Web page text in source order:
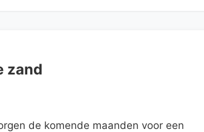
zand
de komende maanden voor een